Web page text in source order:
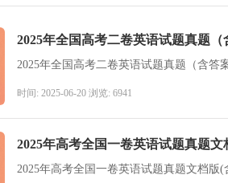
2025年全国高考二卷英语试题真题（
2025年全国高考二卷英语试题真题（含答
时间: 2025-06-20 浏览: 6941
2025年高考全国一卷英语试题真题文
2025年高考全国一卷英语试题真题文档版(